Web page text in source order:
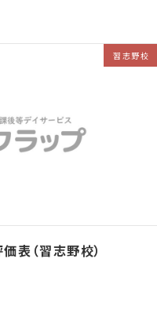
習志野校
（習志野校）